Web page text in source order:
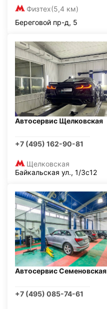
Физтех(5,4 км)
Береговой пр-д, 5
Автосервис Щелковская
+7 (495) 162-90-81
Щелковская
Байкальская ул., 1/3с12
Автосервис Семеновская
+7 (495) 085-74-61